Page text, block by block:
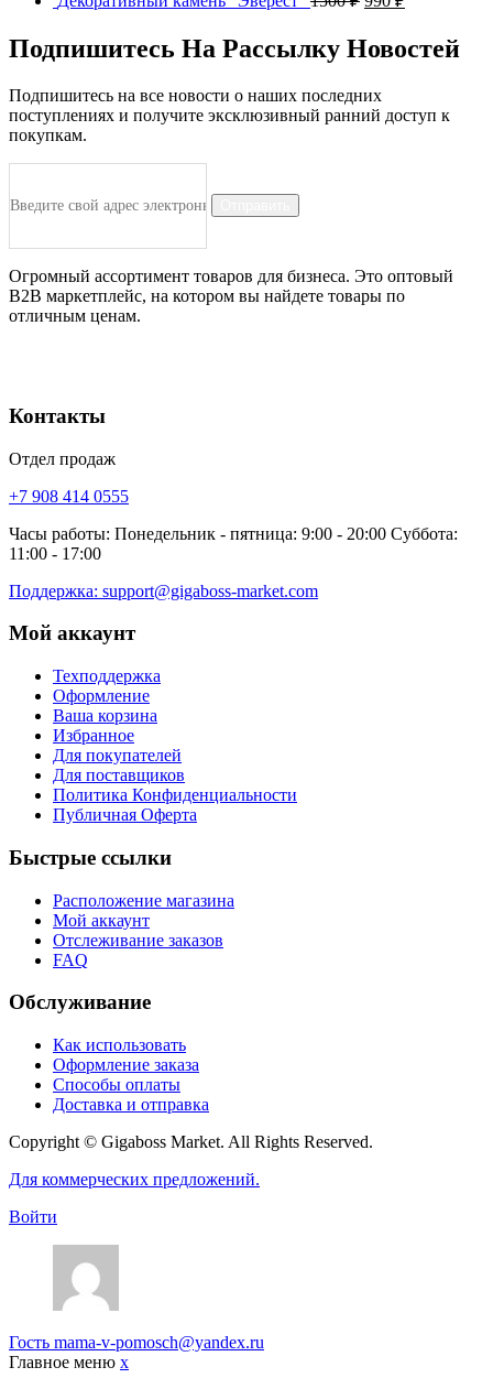
Подпишитесь На Рассылку Новостей
Подпишитесь на все новости о наших последних
поступлениях и получите эксклюзивный ранний доступ к
покупкам.
Огромный ассортимент товаров для бизнеса. Это оптовый
B2B маркетплейс, на котором вы найдете товары по
отличным ценам.
Контакты
Отдел продаж
+7 908 414 0555
Часы работы: Понедельник - пятница: 9:00 - 20:00 Суббота:
11:00 - 17:00
Поддержка: support@gigaboss-market.com
Мой аккаунт
Техподдержка
Оформление
Ваша корзина
Избранное
Для покупателей
Для поставщиков
Политика Конфиденциальности
Публичная Оферта
Быстрые ссылки
Расположение магазина
Мой аккаунт
Отслеживание заказов
FAQ
Обслуживание
Как использовать
Оформление заказа
Способы оплаты
Доставка и отправка
Copyright © Gigaboss Market. All Rights Reserved.
Для коммерческих предложений.
Войти
Гость mama-v-pomosch@yandex.ru
Главное меню x